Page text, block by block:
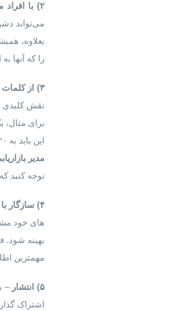
۲) با افراد
می‌تواند
بعلاوه،
را که آنها
۳) از کلمات
نقش کلیدی
برای
این باید به ۱۲۰ نویسه کامل گسترش یابد ، بنابراین بیشتر شبیه به :
مدیر
توجه کنید
۴) سازگار با
های خود
مهمترین
۵) انتشار –
اشتراک